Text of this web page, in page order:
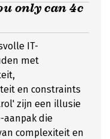
only can 4c
IT-
met
en constraints
zijn een illusie
aanpak die
complexiteit en